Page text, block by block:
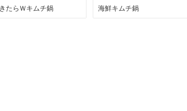
たらＷキムチ鍋 海鮮キムチ鍋